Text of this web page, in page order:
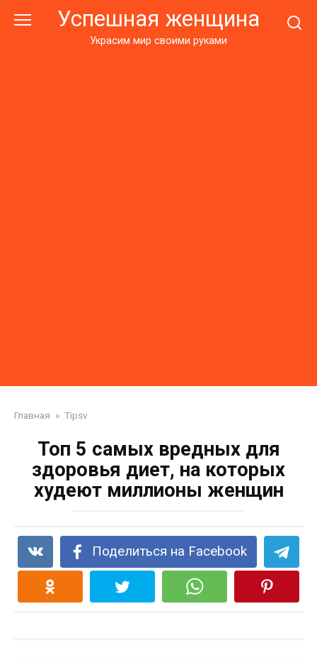
Успешная женщина
Украсим мир своими руками
Главная » Tipsv
Топ 5 самых вредных для
здоровья диет, на которых
худеют миллионы женщин
Поделиться на Facebook